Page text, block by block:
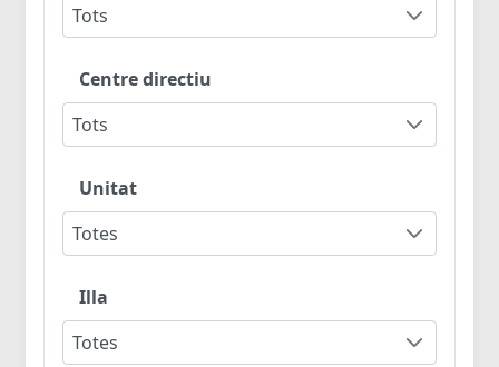
Tots
Centre directiu
Tots
Unitat
Totes
Illa
Totes